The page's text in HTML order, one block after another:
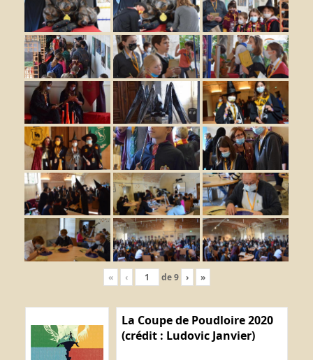
« ‹ de9 › »
La Coupe de Poudloire 2020
(crédit : Ludovic Janvier)